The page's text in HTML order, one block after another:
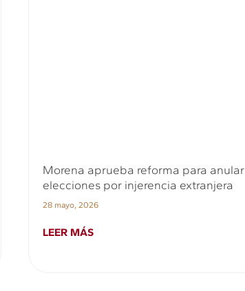
Morena aprueba reforma para anular
elecciones por injerencia extranjera
28 mayo, 2026
LEER MÁS